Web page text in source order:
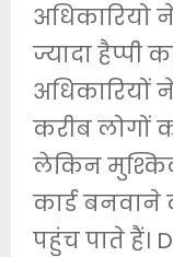
अधिकारियो
ज्यादा हैप्पी
अधिकारियों
करीब लोगों
लेकिन
कार्ड बनवाने
पहुंच पाते हैं।